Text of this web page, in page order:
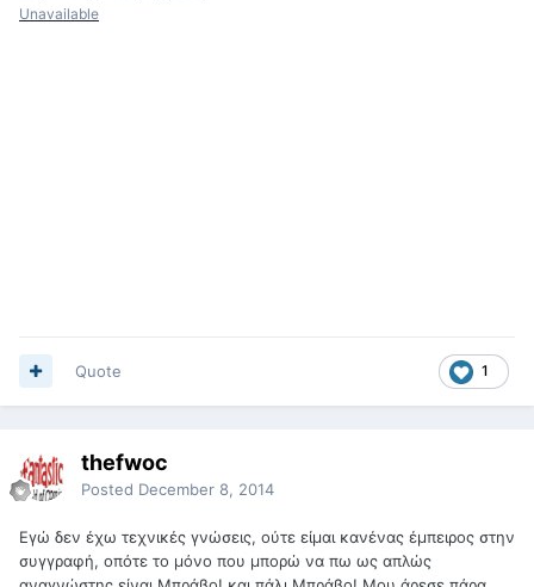
Unavailable
1
Quote
thefwoc
Posted December 8, 2014
Εγώ δεν έχω τεχνικές γνώσεις, ούτε είμαι κανένας έμπειρος στην
συγγραφή, οπότε το μόνο που μπορώ να πω ως απλώς